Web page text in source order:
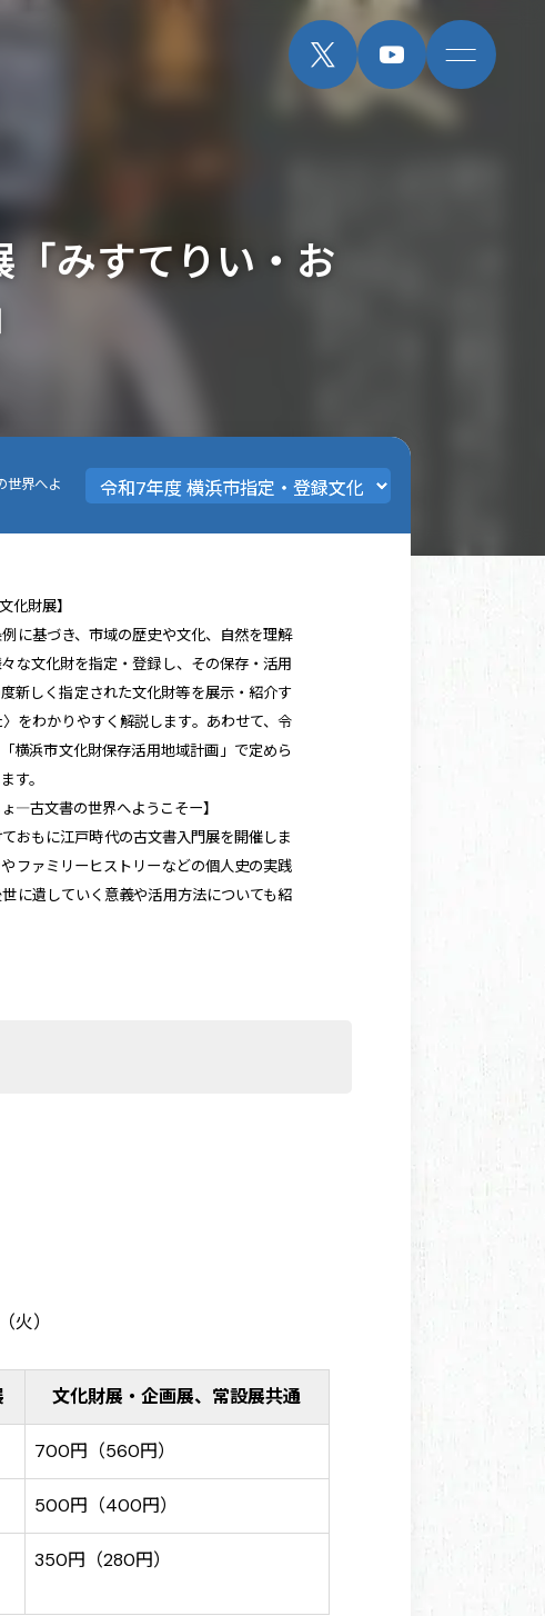
みすてりい・お
世界へよ
化財展】
に基づき、市域の歴史や文化、自然を理解
な文化財を指定・登録し、その保存・活用
新しく指定された文化財等を展示・紹介す
をわかりやすく解説します。あわせて、令
横浜市文化財保存活用地域計画」で定めら
す。
―古文書の世界へようこそー】
おもに江戸時代の古文書入門展を開催しま
ファミリーヒストリーなどの個人史の実践
に遺していく意義や活用方法についても紹
）
文化財展・企画展、常設展共通
700円（560円）
500円（400円）
350円（280円）